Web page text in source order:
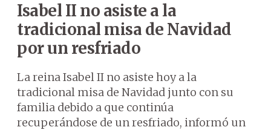
Isabel II no asiste a la
tradicional misa de Navidad
por un resfriado
La reina Isabel II no asiste hoy a la
tradicional misa de Navidad junto con su
familia debido a que continúa
recuperándose de un resfriado, informó un